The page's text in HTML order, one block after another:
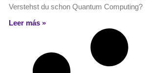
Verstehst du schon Quantum Computing?
Leer más »